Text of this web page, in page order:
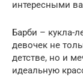
интересными
Барби – кукла-
девочек не
детстве, но и
идеальную